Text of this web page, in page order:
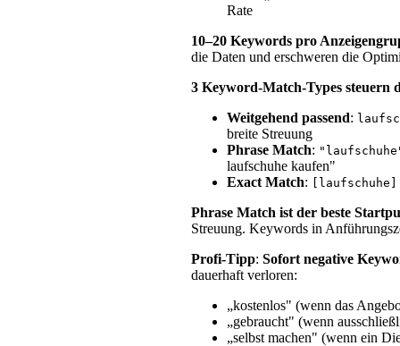
Rate
10–20 Keywords pro
die Daten und erschweren die
3 Keyword-Match-Types steuern
Weitgehend passend:
breite Streuung
Phrase Match:
laufschuhe kaufen"
Exact Match: [laufschuhe]
Phrase Match ist der beste
Streuung. Keywords in
Profi-Tipp: Sofort negative
dauerhaft verloren:
„kostenlos" (wenn das
„gebraucht" (wenn
„selbst machen" (wenn ein